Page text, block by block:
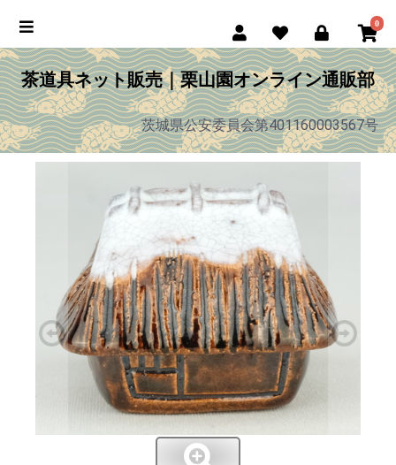
0
茶道具ネット販売｜栗山園オンライン通販部
茨城県公安委員会第401160003567号